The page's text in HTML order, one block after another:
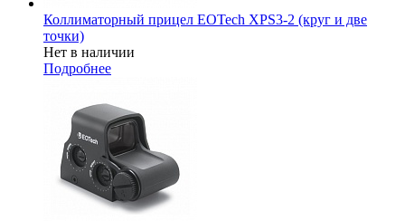
Коллиматорный прицел EOTech XPS3-2 (круг и две
точки)
Нет в наличии
Подробнее